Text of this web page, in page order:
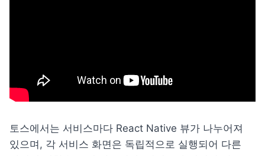
토스에서는 서비스마다 React Native 뷰가 나누어져
있으며, 각 서비스 화면은 독립적으로 실행되어 다른